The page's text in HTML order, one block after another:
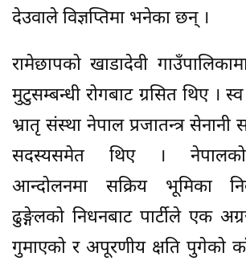
देउवाले विज्ञप्तिमा भनेका छन् ।
रामेछापको खाडादेवी
मुटुसम्बन्धी रोगबाट ग्रसित थिए ।
भ्रातृ संस्था नेपाल प्रजातन्त्र सेनानी
सदस्यसमेत थिए । नेपालको
आन्दोलनमा सक्रिय भूमिका
ढुङ्गेलको निधनबाट पार्टीले एक
गुमाएको र अपूरणीय क्षति पुगेको